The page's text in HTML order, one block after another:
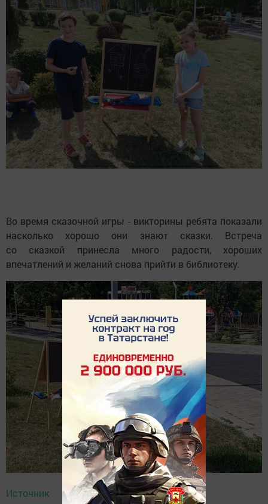
Во время сказочной игры - викторины ребята показали
насколько хорошо они знают сказки. Встреча
со сказкой принесла много радости, хороших
впечатлений и желаний снова прийти в библиотеку.
Источник